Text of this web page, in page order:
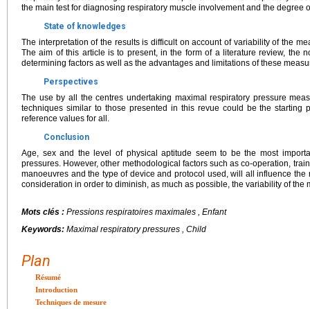
the main test for diagnosing respiratory muscle involvement and the degree
State of knowledges
The interpretation of the results is difficult on account of variability of the
The aim of this article is to present, in the form of a literature review, the
determining factors as well as the advantages and limitations of these
Perspectives
The use by all the centres undertaking maximal respiratory pressure
techniques similar to those presented in this revue could be the starting
reference values for all.
Conclusion
Age, sex and the level of physical aptitude seem to be the most
pressures. However, other methodological factors such as co-operation,
manoeuvres and the type of device and protocol used, will all influence the
consideration in order to diminish, as much as possible, the variability of the
Mots clés : Pressions respiratoires maximales , Enfant
Keywords: Maximal respiratory pressures , Child
Plan
Résumé
Introduction
Techniques de mesure